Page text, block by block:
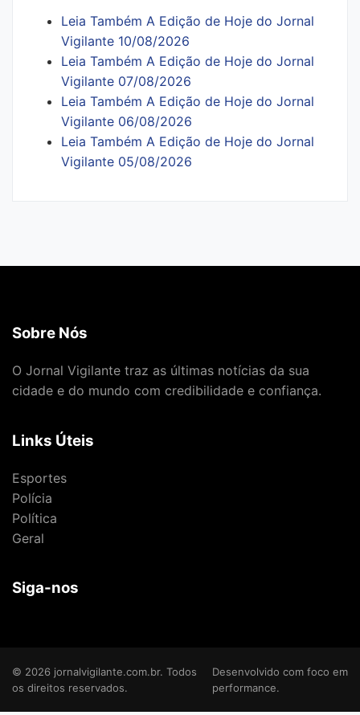
Leia Também A Edição de Hoje do Jornal
Vigilante 10/08/2026
Leia Também A Edição de Hoje do Jornal
Vigilante 07/08/2026
Leia Também A Edição de Hoje do Jornal
Vigilante 06/08/2026
Leia Também A Edição de Hoje do Jornal
Vigilante 05/08/2026
Sobre Nós
O Jornal Vigilante traz as últimas notícias da sua
cidade e do mundo com credibilidade e confiança.
Links Úteis
Esportes
Polícia
Política
Geral
Siga-nos
© 2026 jornalvigilante.com.br. Todos
os direitos reservados.
Desenvolvido com foco em
performance.